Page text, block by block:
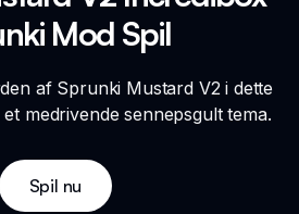
Mod Spil
af Sprunki Mustard V2 i dette
medrivende sennepsgult tema.
Spil nu